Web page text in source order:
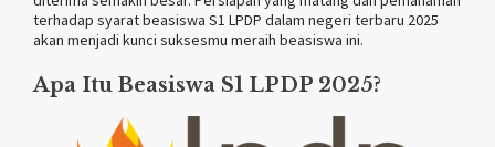
terhadap syarat beasiswa S1 LPDP dalam negeri terbaru 2025
akan menjadi kunci suksesmu meraih beasiswa ini.
Apa Itu Beasiswa S1 LPDP 2025?